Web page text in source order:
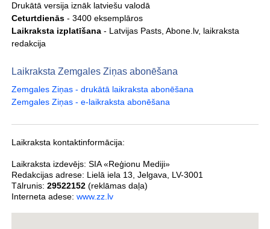
Drukātā versija iznāk latviešu valodā
Ceturtdienās- 3400 eksemplāros
Laikraksta izplatīšana- Latvijas Pasts, Abone.lv, laikraksta
redakcija
Laikraksta Zemgales Ziņas abonēšana
Zemgales Ziņas - drukātā laikraksta abonēšana
Zemgales Ziņas - e-laikraksta abonēšana
Laikraksta kontaktinformācija:
Laikraksta izdevējs: SIA «Reģionu Mediji»
Redakcijas adrese: Lielā iela 13 Jelgava
LV-3001
Tālrunis: 29522152(reklāmas daļa)
Interneta adese: www.zz.lv